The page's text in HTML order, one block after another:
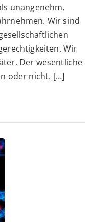
unangenehm,
Wir sind
Wir
Der wesentliche
oder nicht. […]